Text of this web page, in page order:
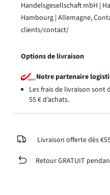
Handelsgesellschaft mbH |
Hambourg | Allemagne,
clients/contact/
Options de livraison
Notre partenaire
Les frais de livraison sont
55 € d’achats.
Livraison offerte dès
Retour GRATUIT